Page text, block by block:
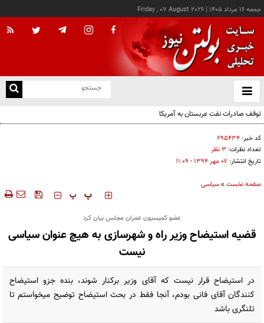
جمعه ۱۶ مرداد ۱۴۰۵ |
Friday , 07 August 2026
باز
و
توقف صادرات نفت عربستان به آمریکا
کد خبر: ۲۹۵۴۳۴
تعداد نظرات: ۳ نظر
تاریخ انتشار: ۰۷ مهر ۱۳۹۴ - ۱۱:۰۹
صفحه نخست »سیاسی
‍‍‍ پ پ
عضو کمیسیون عمران مجلس بیان کرد
قضیه استیضاح وزیر راه و شهرسازی به هیچ عنوان سیاسی
نیست
در استیضاح قرار نیست که آقای وزیر برکنار شوند، بنده جزو استیضاح
کنندگان آقای فانی بودم، آنجا فقط در بحث استیضاح توضیح میخواستم تا
تلنگری باشد